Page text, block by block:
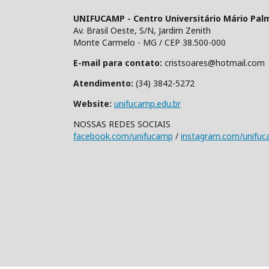
UNIFUCAMP - Centro Universitário Mário
Av. Brasil Oeste, S/N, Jardim Zenith
Monte Carmelo - MG / CEP 38.500-000
E-mail para contato: cristsoares@hotmail.com
Atendimento: (34) 3842-5272
Website: unifucamp.edu.br
NOSSAS REDES SOCIAIS
facebook.com/unifucamp / instagram.com/